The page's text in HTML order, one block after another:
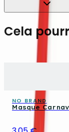
Cela
NO BRAND
Masque